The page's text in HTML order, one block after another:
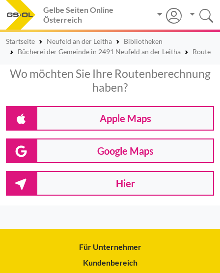
Gelbe Seiten Online
Österreich
Startseite Neufeld an der Leitha
Bibliotheken
Bücherei der Gemeinde in 2491 Neufeld an der Leitha
Route
Wo möchten Sie Ihre Routenberechnung
haben?
Apple Maps
Google Maps
Hier
Für Unternehmer
Kundenbereich